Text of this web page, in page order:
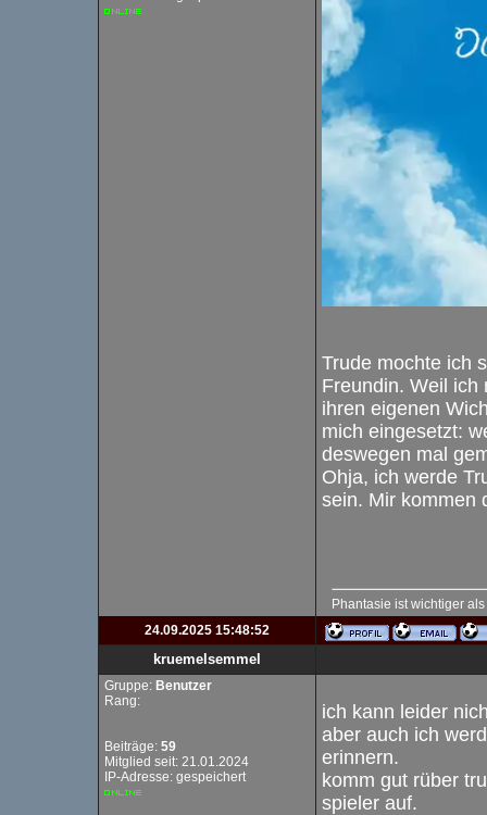
Trude mochte ich
Freundin. Weil ich
ihren eigenen
mich eingesetzt:
deswegen mal
Ohja, ich werde
sein. Mir kommen
Phantasie ist wichtiger
24.09.2025 15:48:52
kruemelsemmel
Gruppe: Benutzer
Rang:
Beiträge: 59
Mitglied seit: 21.01.2024
IP-Adresse: gespeichert
ich kann leider
aber auch ich
erinnern.
komm gut rüber
spieler auf.